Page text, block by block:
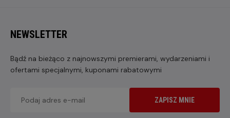
NEWSLETTER
Bądź na bieżąco z najnowszymi premierami, wydarzeniami i
ofertami specjalnymi, kuponami rabatowymi
ZAPISZ MNIE